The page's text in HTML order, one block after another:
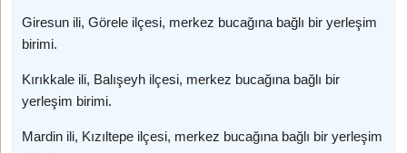
Giresun ili, Görele ilçesi, merkez bucağına bağlı bir yerleşim
birimi.
Kırıkkale ili, Balışeyh ilçesi, merkez bucağına bağlı bir
yerleşim birimi.
Mardin ili, Kızıltepe ilçesi, merkez bucağına bağlı bir yerleşim